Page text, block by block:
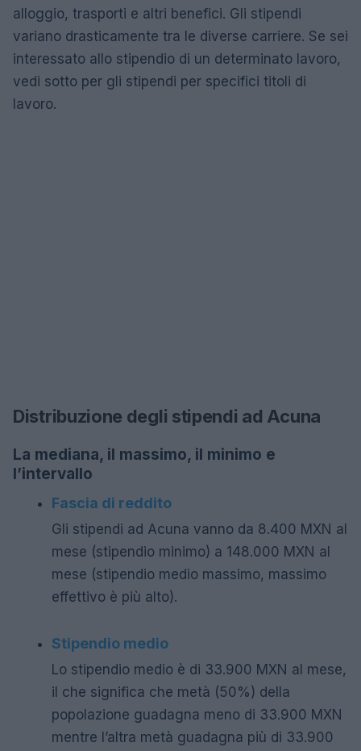
alloggio, trasporti e altri benefici. Gli stipendi
variano drasticamente tra le diverse carriere. Se sei
interessato allo stipendio di un determinato lavoro,
vedi sotto per gli stipendi per specifici titoli di
lavoro.
Distribuzione degli stipendi ad Acuna
La mediana, il massimo, il minimo e
l’intervallo
Fascia di reddito
Gli stipendi ad Acuna vanno da 8.400 MXN al
mese (stipendio minimo) a 148.000 MXN al
mese (stipendio medio massimo, massimo
effettivo è più alto).
Stipendio medio
Lo stipendio medio è di 33.900 MXN al mese,
il che significa che metà (50%) della
popolazione guadagna meno di 33.900 MXN
mentre l’altra metà guadagna più di 33.900